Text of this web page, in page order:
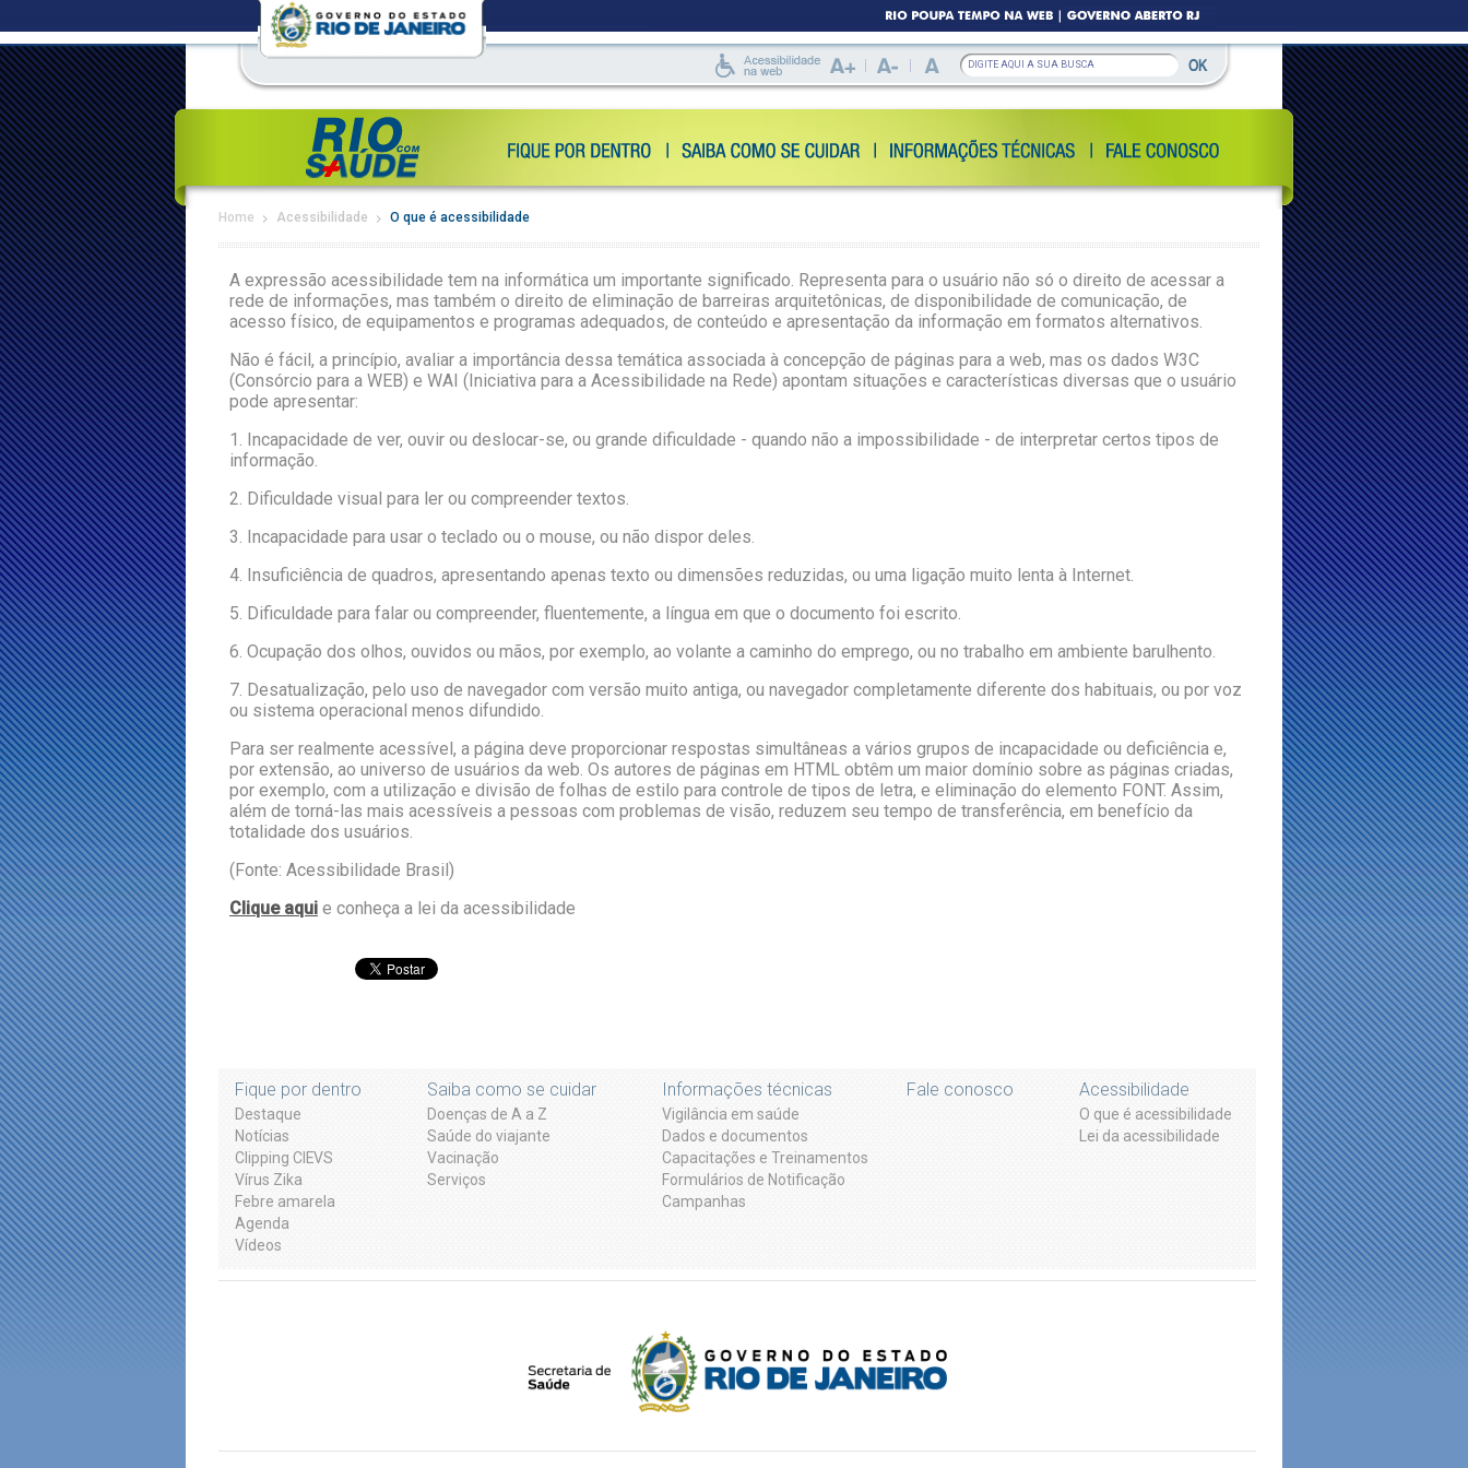
Home Acessibilidade O que é acessibilidade
A expressão acessibilidade tem na informática um importante significado. Representa para o usuário não só o direito de acessar a
rede de informações, mas também o direito de eliminação de barreiras arquitetônicas, de disponibilidade de comunicação, de
acesso físico, de equipamentos e programas adequados, de conteúdo e apresentação da informação em formatos alternativos.
Não é fácil, a princípio, avaliar a importância dessa temática associada à concepção de páginas para a web, mas os dados W3C
(Consórcio para a WEB) e WAI (Iniciativa para a Acessibilidade na Rede) apontam situações e características diversas que o usuário
pode apresentar:
1. Incapacidade de ver, ouvir ou deslocar-se, ou grande dificuldade - quando não a impossibilidade - de interpretar certos tipos de
informação.
2. Dificuldade visual para ler ou compreender textos.
3. Incapacidade para usar o teclado ou o mouse, ou não dispor deles.
4. Insuficiência de quadros, apresentando apenas texto ou dimensões reduzidas, ou uma ligação muito lenta à Internet.
5. Dificuldade para falar ou compreender, fluentemente, a língua em que o documento foi escrito.
6. Ocupação dos olhos, ouvidos ou mãos, por exemplo, ao volante a caminho do emprego, ou no trabalho em ambiente barulhento.
7. Desatualização, pelo uso de navegador com versão muito antiga, ou navegador completamente diferente dos habituais, ou por voz
ou sistema operacional menos difundido.
Para ser realmente acessível, a página deve proporcionar respostas simultâneas a vários grupos de incapacidade ou deficiência e,
por extensão, ao universo de usuários da web. Os autores de páginas em HTML obtêm um maior domínio sobre as páginas criadas,
por exemplo, com a utilização e divisão de folhas de estilo para controle de tipos de letra, e eliminação do elemento FONT. Assim,
além de torná-las mais acessíveis a pessoas com problemas de visão, reduzem seu tempo de transferência, em benefício da
totalidade dos usuários.
(Fonte: Acessibilidade Brasil)
Clique aqui e conheça a lei da acessibilidade
Fique por dentro
Destaque
Notícias
Clipping CIEVS
Vírus Zika
Febre amarela
Agenda
Vídeos
Saiba como se cuidar
Doenças de A a Z
Saúde do viajante
Vacinação
Serviços
Informações técnicas
Vigilância em saúde
Dados e documentos
Capacitações e Treinamentos
Formulários de Notificação
Campanhas
Fale conosco Acessibilidade
O que é acessibilidade
Lei da acessibilidade